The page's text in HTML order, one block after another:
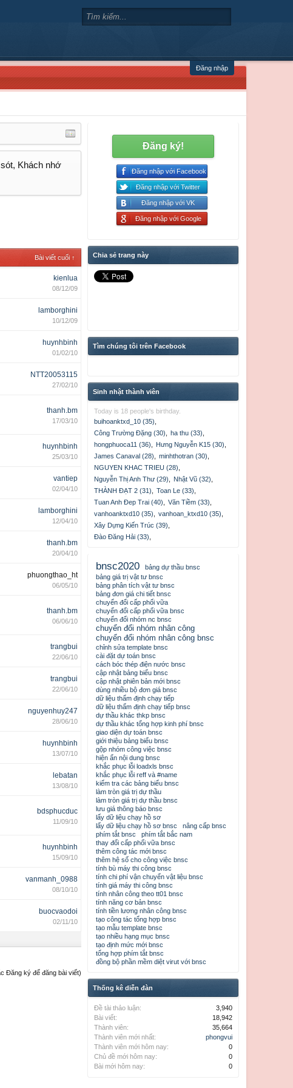
Đăng nhập
Khách nhớ
Bài viết cuối ↑
kienlua
08/12/09
lamborghini
10/12/09
huynhbinh
01/02/10
NTT20053115
27/02/10
thanh.bm
17/03/10
huynhbinh
25/03/10
vantiep
02/04/10
lamborghini
12/04/10
thanh.bm
20/04/10
phuongthao_ht
06/05/10
thanh.bm
06/06/10
trangbui
22/06/10
trangbui
22/06/10
nguyenhuy247
28/06/10
huynhbinh
13/07/10
lebatan
13/08/10
bdsphucduc
11/09/10
huynhbinh
15/09/10
vanmanh_0988
08/10/10
buocvaodoi
02/11/10
Đăng ký để đăng bài viết)
Đăng ký!
Đăng nhập với Facebook
Đăng nhập với Twitter
Đăng nhập với VK
Đăng nhập với Google
Chia sẻ trang này
Tìm chúng tôi trên Facebook
Sinh nhật thành viên
Today is 18 people's birthday.
buihoanktxd_10 (35)
Công Trường Đặng (30)
ha thu (33)
hongphuoca11 (36)
Hưng Nguyễn K15 (30)
James Canaval (28)
minhthotran (30)
NGUYEN KHAC TRIEU (28)
Nguyễn Thị Anh Thư (29)
Nhật Vũ (32)
THÀNH ĐẠT 2 (31)
Toan Le (33)
Tuan Anh Đep Trai (40)
Văn Tiềm (33)
vanhoanktxd10 (35)
vanhoan_ktxd10 (35)
Xây Dựng Kiến Trúc (39)
Đào Đăng Hải (33)
bnsc2020
bảng dự thầu bnsc
bảng giá trị vật tư bnsc
bảng phân tích vật tư bnsc
bảng đơn giá chi tiết bnsc
chuyển đổi cấp phối vữa
chuyển đổi cấp phối vữa bnsc
chuyển đổi nhóm nc bnsc
chuyển đổi nhóm nhân công
chuyển đổi nhóm nhân công bnsc
chỉnh sửa template bnsc
cài đặt dự toán bnsc
cách bóc thép điện nước bnsc
cập nhật bảng biểu bnsc
cập nhật phiên bản mới bnsc
dùng nhiều bộ đơn giá bnsc
dữ liệu thẩm định chạy tiếp
dữ liệu thẩm định chạy tiếp bnsc
dự thầu khác thkp bnsc
dự thầu khác tổng hợp kinh phí bnsc
giao diện dự toán bnsc
giới thiệu bảng biểu bnsc
gộp nhóm công việc bnsc
hiện ẩn nội dung bnsc
khắc phục lỗi loadxls bnsc
khắc phục lỗi reff và #name
kiểm tra các bảng biểu bnsc
làm tròn giá trị dự thầu
làm tròn giá trị dự thầu bnsc
lưu giá thông báo bnsc
lấy dữ liệu chạy hồ sơ
lấy dữ liệu chạy hồ sơ bnsc
nâng cấp bnsc
phím tắt bnsc
phím tắt bắc nam
thay đổi cấp phối vữa bnsc
thêm công tác mới bnsc
thêm hệ số cho công việc bnsc
tính bù máy thi công bnsc
tính chi phí vận chuyển vật liệu bnsc
tính giá máy thi công bnsc
tính nhân công theo tt01 bnsc
tính năng cơ bản bnsc
tính tiền lương nhân công bnsc
tạo công tác tổng hợp bnsc
tạo mẫu template bnsc
tạo nhiều hạng mục bnsc
tạo định mức mới bnsc
tổng hợp phím tắt bnsc
đồng bộ phần mềm diệt virut với bnsc
Thống kê diễn đàn
Đề tài thảo luận:
3,940
Bài viết:
18,942
Thành viên:
35,664
Thành viên mới nhất:
phongvui
Thành viên mới hôm nay:
0
Chủ đề mới hôm nay:
0
Bài mới hôm nay:
0